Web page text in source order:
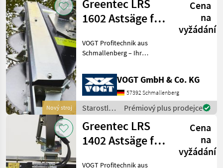
Greentec
Nový stroj
Greentec LRS
1602 Astsäge für
Cena
na
vyžádání
VOGT Profitechnik aus
Schmallenberg – Ihr
professionelle
Landschaftspflegetechnik =
Mehrere VOGT-Standorte +
100 Servicepartner in
Deutsch
VOGT GmbH & Co. KG
57392 Schmallenberg
Starostlivosť
o stromy /
Greentec
Prémiový plus prodejce
Greentec LRS
1402 Astsäge für
Cena
na
vyžádání
VOGT Profitechnik aus